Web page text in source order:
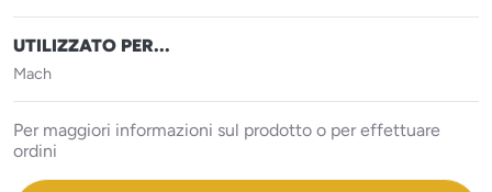
UTILIZZATO PER...
Mach
Per maggiori informazioni sul prodotto o per effettuare
ordini